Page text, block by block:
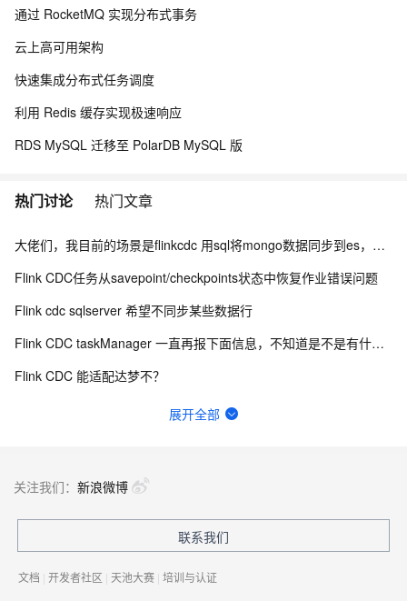
通过 RocketMQ 实现分布式事务
云上高可用架构
快速集成分布式任务调度
利用 Redis 缓存实现极速响应
RDS MySQL 迁移至 PolarDB MySQL 版
热门讨论 热门文章
大佬们，我目前的场景是flinkcdc 用sql将mongo数据同步到es，有人做过这样的场景吗？
Flink CDC任务从savepoint/checkpoints状态中恢复作业错误问题
Flink cdc sqlserver 希望不同步某些数据行
Flink CDC taskManager 一直再报下面信息，不知道是不是有什么问题？
Flink CDC 能适配达梦不？
有用flink cdc同步mysql到hive这样搞过的源码吗?
Flink CDC中有人使用clickhouse sink吗？
FFA 2024 大会门票免费送！AI时代下大数据技术未来路在何方？
展开全部
关注我们： 新浪微博
联系我们
文档 | 开发者社区 | 天池大赛 | 培训与认证